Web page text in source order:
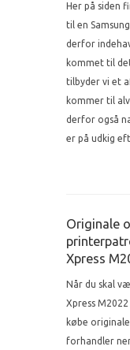
Her på siden
til en
derfor
kommet til
tilbyder vi et
kommer til
derfor også
er på udkig
Originale
Xpress
Når du skal
Xpress
købe
forhandler